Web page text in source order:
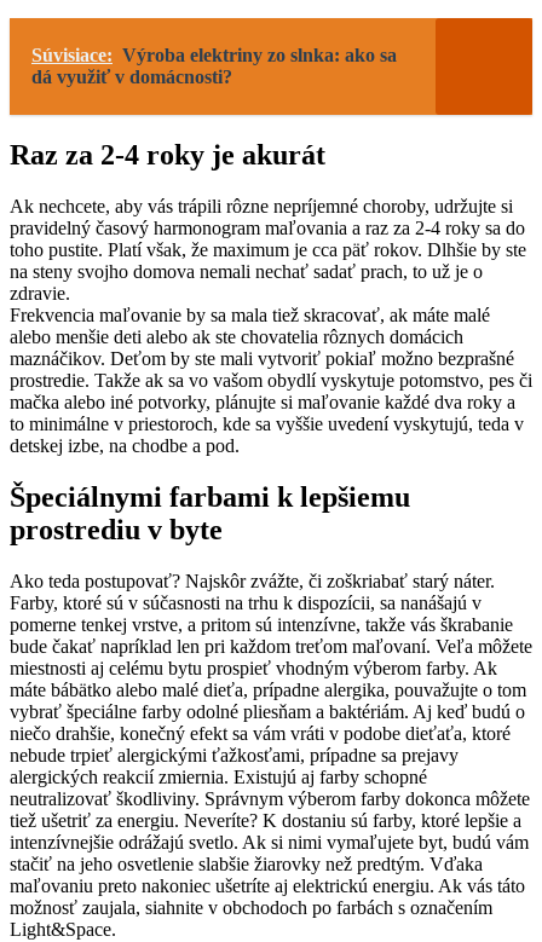
Súvisiace: Výroba elektriny zo slnka: ako sa
dá využiť v domácnosti?
Raz za 2-4 roky je akurát
Ak nechcete, aby vás trápili rôzne nepríjemné choroby, udržujte si
pravidelný časový harmonogram maľovania a raz za 2-4 roky sa do
toho pustite. Platí však, že maximum je cca päť rokov. Dlhšie by ste
na steny svojho domova nemali nechať sadať prach, to už je o
zdravie.
Frekvencia maľovanie by sa mala tiež skracovať, ak máte malé
alebo menšie deti alebo ak ste chovatelia rôznych domácich
maznáčikov. Deťom by ste mali vytvoriť pokiaľ možno bezprašné
prostredie. Takže ak sa vo vašom obydlí vyskytuje potomstvo, pes či
mačka alebo iné potvorky, plánujte si maľovanie každé dva roky a
to minimálne v priestoroch, kde sa vyššie uvedení vyskytujú, teda v
detskej izbe, na chodbe a pod.
Špeciálnymi farbami k lepšiemu
prostrediu v byte
Ako teda postupovať? Najskôr zvážte, či zoškriabať starý náter.
Farby, ktoré sú v súčasnosti na trhu k dispozícii, sa nanášajú v
pomerne tenkej vrstve, a pritom sú intenzívne, takže vás škrabanie
bude čakať napríklad len pri každom treťom maľovaní. Veľa môžete
miestnosti aj celému bytu prospieť vhodným výberom farby. Ak
máte bábätko alebo malé dieťa, prípadne alergika, pouvažujte o tom
vybrať špeciálne farby odolné pliesňam a baktériám. Aj keď budú o
niečo drahšie, konečný efekt sa vám vráti v podobe dieťaťa, ktoré
nebude trpieť alergickými ťažkosťami, prípadne sa prejavy
alergických reakcií zmiernia. Existujú aj farby schopné
neutralizovať škodliviny. Správnym výberom farby dokonca môžete
tiež ušetriť za energiu. Neveríte? K dostaniu sú farby, ktoré lepšie a
intenzívnejšie odrážajú svetlo. Ak si nimi vymaľujete byt, budú vám
stačiť na jeho osvetlenie slabšie žiarovky než predtým. Vďaka
maľovaniu preto nakoniec ušetríte aj elektrickú energiu. Ak vás táto
možnosť zaujala, siahnite v obchodoch po farbách s označením
Light&Space.